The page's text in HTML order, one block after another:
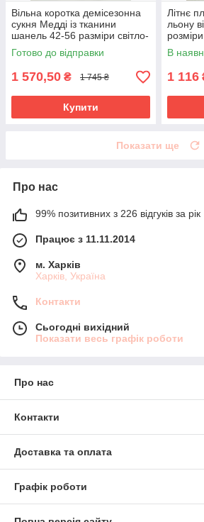
Вільна коротка демісезонна
сукня Медді із тканини
шанель 42-56 разміри світло-
сіра
Готово до відправки
1 570,50 ₴ 1 745 ₴
Купити
Літнє
льону
розміри
В
1 116
Показати ще
Про нас
99% позитивних з 226 відгуків за рік
Працює з 11.11.2014
м. Харків
Харків, Україна
Контакти
Сьогодні вихідний
Показати весь графік роботи
Про нас
Контакти
Доставка та оплата
Графік роботи